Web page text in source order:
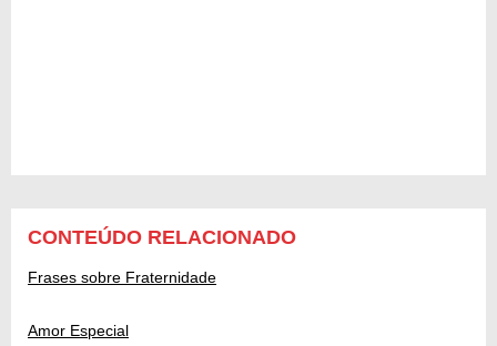
CONTEÚDO RELACIONADO
Frases sobre Fraternidade
Amor Especial